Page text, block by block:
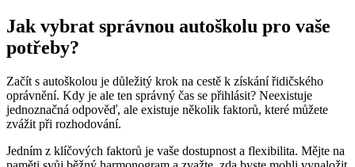
Jak vybrat‍ správnou​ autoškolu pro vaše
potřeby?
Začít s ⁣autoškolou je ⁤důležitý krok na cestě ‌k získání řidičského
oprávnění. Kdy je ale ten správný ​čas se⁢ přihlásit?⁤ Neexistuje
jednoznačná odpověď, ale‍ existuje ‍několik‍ faktorů, které ‍můžete
zvážit ‍při rozhodování.
Jedním z klíčových faktorů je vaše⁣ dostupnost a flexibilita. Mějte‍ na